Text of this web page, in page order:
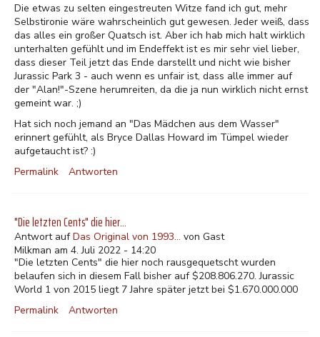
Die etwas zu selten eingestreuten Witze fand ich gut, mehr
Selbstironie wäre wahrscheinlich gut gewesen. Jeder weiß, dass
das alles ein großer Quatsch ist. Aber ich hab mich halt wirklich
unterhalten gefühlt und im Endeffekt ist es mir sehr viel lieber,
dass dieser Teil jetzt das Ende darstellt und nicht wie bisher
Jurassic Park 3 - auch wenn es unfair ist, dass alle immer auf
der "Alan!"-Szene herumreiten, da die ja nun wirklich nicht ernst
gemeint war. ;)
Hat sich noch jemand an "Das Mädchen aus dem Wasser"
erinnert gefühlt, als Bryce Dallas Howard im Tümpel wieder
aufgetaucht ist? :)
Permalink
Antworten
"Die letzten Cents" die hier…
Antwort aufDas Original von 1993… von Gast
Milkman am 4. Juli 2022 - 14:20
"Die letzten Cents" die hier noch rausgequetscht wurden
belaufen sich in diesem Fall bisher auf $208.806.270. Jurassic
World 1 von 2015 liegt 7 Jahre später jetzt bei $1.670.000.000
Permalink
Antworten